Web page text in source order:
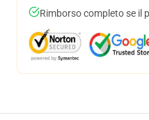
Rimborso completo se il